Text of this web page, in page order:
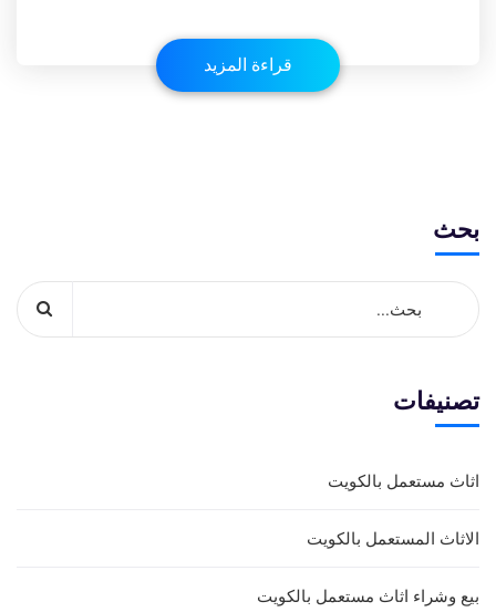
قراءة المزيد
بحث
تصنيفات
اثاث مستعمل بالكويت
الاثاث المستعمل بالكويت
بيع وشراء اثاث مستعمل بالكويت